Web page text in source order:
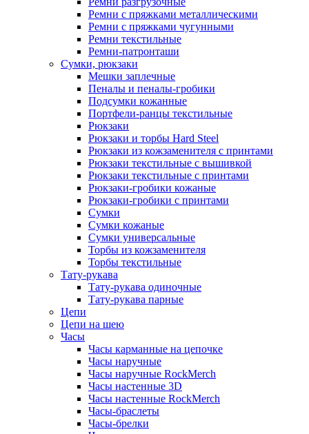
Ремни с пряжками металлическими
Ремни с пряжками чугунными
Ремни текстильные
Ремни-патронташи
Сумки, рюкзаки
Мешки заплечные
Пеналы и пеналы-гробики
Подсумки кожанные
Портфели-ранцы текстильные
Рюкзаки
Рюкзаки и торбы Hard Steel
Рюкзаки из кожзаменителя с принтами
Рюкзаки текстильные с вышивкой
Рюкзаки текстильные с принтами
Рюкзаки-гробики кожаные
Рюкзаки-гробики с принтами
Сумки
Сумки кожаные
Сумки универсальные
Торбы из кожзаменителя
Торбы текстильные
Тату-рукава
Тату-рукава одиночные
Тату-рукава парные
Цепи
Цепи на шею
Часы
Часы карманные на цепочке
Часы наручные
Часы наручные RockMerch
Часы настенные 3D
Часы настенные RockMerch
Часы-браслеты
Часы-брелки